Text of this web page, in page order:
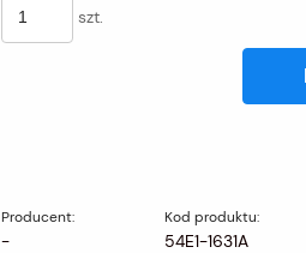
szt.
Producent:
-
Kod produktu:
54E1-1631A